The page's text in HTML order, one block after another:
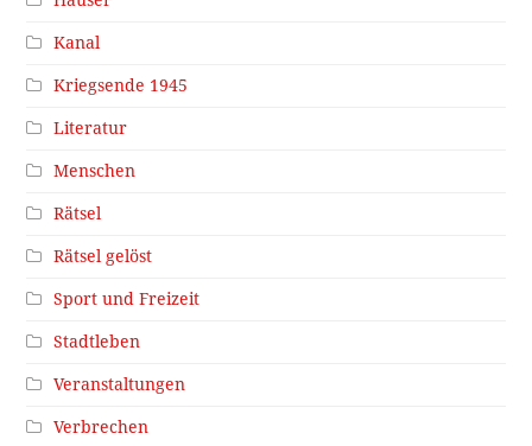
Kanal
Kriegsende 1945
Literatur
Menschen
Rätsel
Rätsel gelöst
Sport und Freizeit
Stadtleben
Veranstaltungen
Verbrechen